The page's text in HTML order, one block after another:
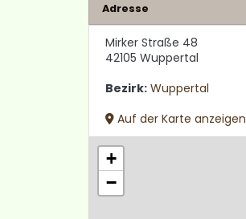
Adresse
Mirker Straße 48
42105 Wuppertal
Bezirk: Wuppertal
Auf der Karte anzeigen
+
−